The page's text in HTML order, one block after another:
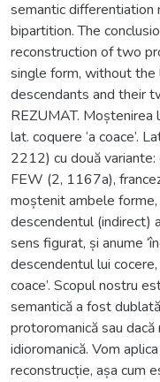
semantic differentiation
bipartition. The
reconstruction of two
single form, without the
descendants and their
REZUMAT. Moștenirea
lat. coquere ‘a coace’.
2212) cu două
FEW (2, 1167a),
moștenit ambele
descendentul (indirect)
sens figurat, și anume
descendentul lui
coace’. Scopul nostru
semantică a fost
protoromanică sau
idioromanică. Vom
reconstrucție, așa cum